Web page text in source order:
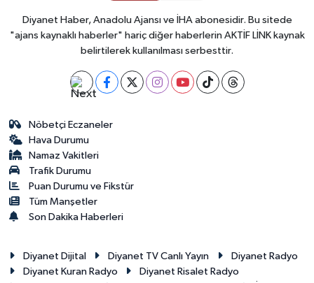
Diyanet Haber, Anadolu Ajansı ve İHA abonesidir. Bu sitede
"ajans kaynaklı haberler" hariç diğer haberlerin AKTİF LİNK kaynak
belirtilerek kullanılması serbesttir.
Nöbetçi Eczaneler
Hava Durumu
Namaz Vakitleri
Trafik Durumu
Puan Durumu ve Fikstür
Tüm Manşetler
Son Dakika Haberleri
Diyanet Dijital Diyanet TV Canlı Yayın
Diyanet Radyo
Diyanet Kuran Radyo
Diyanet Risalet Radyo